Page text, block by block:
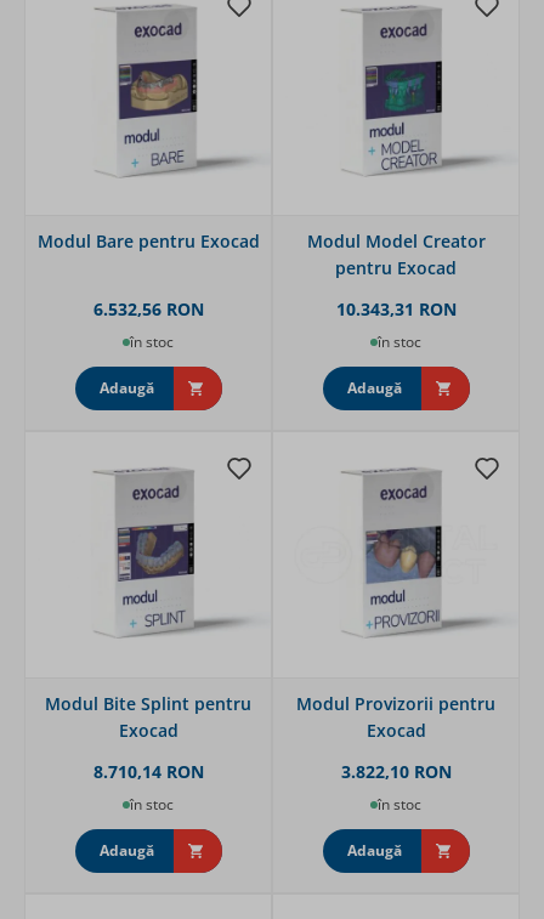
Modul Bare pentru Exocad
6.532,56 RON
în stoc
Adaugă
Modul Model Creator
pentru Exocad
10.343,31 RON
în stoc
Adaugă
Modul Bite Splint pentru
Exocad
8.710,14 RON
în stoc
Adaugă
Modul Provizorii pentru
Exocad
3.822,10 RON
în stoc
Adaugă